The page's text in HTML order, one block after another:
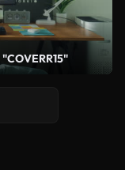
"COVERR15"